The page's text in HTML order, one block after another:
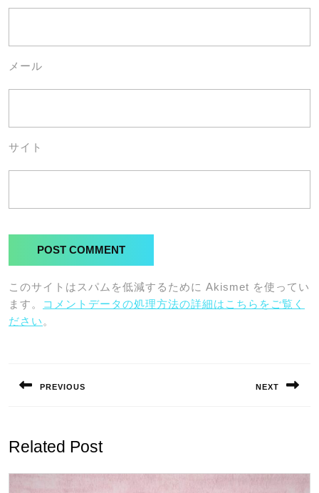
メール
サイト
このサイトはスパムを低減するために Akismet を使ってい
ます。
コメントデータの処理方法の詳細はこちらをご覧く
ださい 。
ナ
ゲ
ー
シ
PREVIOUS NEXT
Related Post